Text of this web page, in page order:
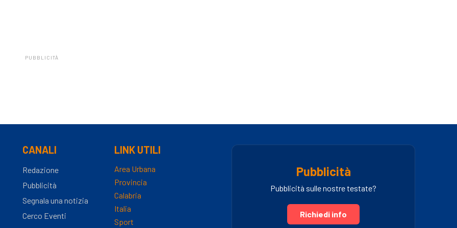
PUBBLICITÀ
CANALI
Redazione
Pubblicità
Segnala una notizia
Cerco Eventi
LINK UTILI
Area Urbana
Provincia
Calabria
Italia
Sport
Pubblicità
Pubblicità sulle nostre testate?
Richiedi info